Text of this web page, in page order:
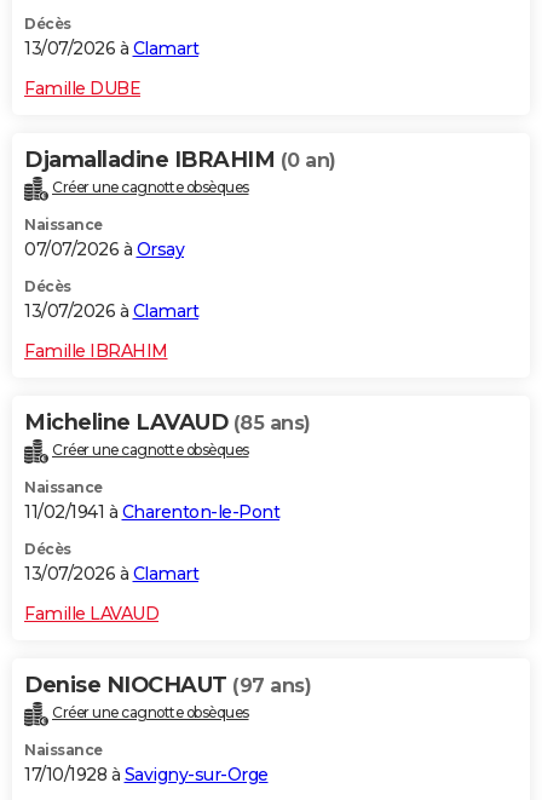
Décès
13/07/2026 à Clamart
Famille DUBE
Djamalladine IBRAHIM (0 an)
Créer une cagnotte obsèques
Naissance
07/07/2026 à Orsay
Décès
13/07/2026 à Clamart
Famille IBRAHIM
Micheline LAVAUD (85 ans)
Créer une cagnotte obsèques
Naissance
11/02/1941 à Charenton-le-Pont
Décès
13/07/2026 à Clamart
Famille LAVAUD
Denise NIOCHAUT (97 ans)
Créer une cagnotte obsèques
Naissance
17/10/1928 à Savigny-sur-Orge